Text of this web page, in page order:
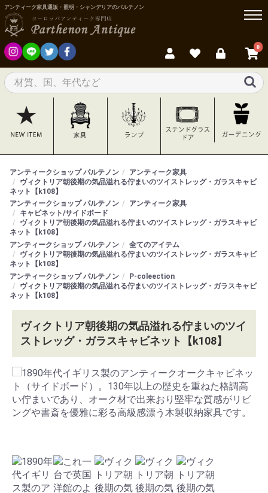
アンティーク家具通販・照明・シャンデリアのパルテノン
0
アンティークショップ パルテノン
アンティーク家具
ヴィクトリア朝後期の気品溢れる佇まいのツイストレッグ・ガラスキャビ
ネット【k108】
アンティークショップ パルテノン
アンティーク家具
キャビネット/サイドボード
ヴィクトリア朝後期の気品溢れる佇まいのツイストレッグ・ガラスキャビ
ネット【k108】
アンティークショップ パルテノン
全てのアイテム
ヴィクトリア朝後期の気品溢れる佇まいのツイストレッグ・ガラスキャビ
ネット【k108】
アンティークショップ パルテノン
P-coleection
ヴィクトリア朝後期の気品溢れる佇まいのツイストレッグ・ガラスキャビ
ネット【k108】
ヴィクトリア朝後期の気品溢れる佇まいのツイ
ストレッグ・ガラスキャビネット【k108】